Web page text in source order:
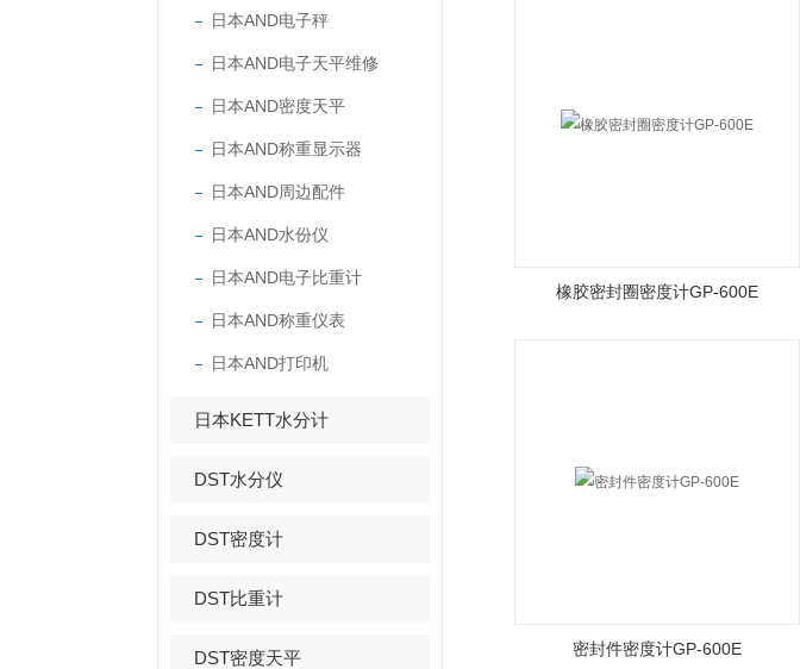
日本AND电子秤
日本AND电子天平维修
日本AND密度天平
日本AND称重显示器
日本AND周边配件
日本AND水份仪
日本AND电子比重计
日本AND称重仪表
日本AND打印机
日本KETT水分计
DST水分仪
DST密度计
DST比重计
DST密度天平
橡胶密封圈密度计GP-600E
密封件密度计GP-600E